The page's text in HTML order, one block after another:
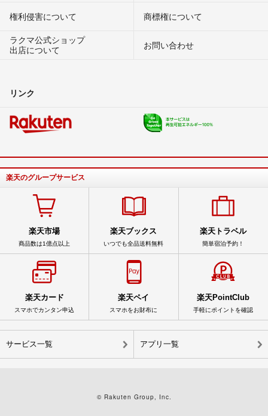
権利侵害について
商標権について
ラクマ公式ショップ
出店について
お問い合わせ
リンク
楽天のグループサービス
楽天市場
商品数は1億点以上
楽天ブックス
いつでも全品送料無料
楽天トラベル
簡単宿泊予約！
楽天カード
スマホでカンタン申込
楽天ペイ
スマホをお財布に
楽天PointClub
手軽にポイントを確認
サービス一覧 アプリ一覧
© Rakuten Group, Inc.